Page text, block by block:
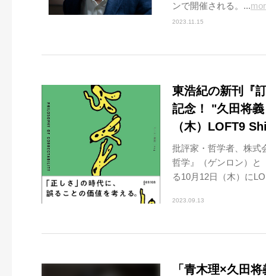
ンで開催される。...
2023.11.15
東浩紀の新刊『
記念！ "久田将
（木）LOFT9
批評家・哲学者、株式
哲学』（ゲンロン）と
る10月12日（木）に
2023.09.13
「青木理×久田